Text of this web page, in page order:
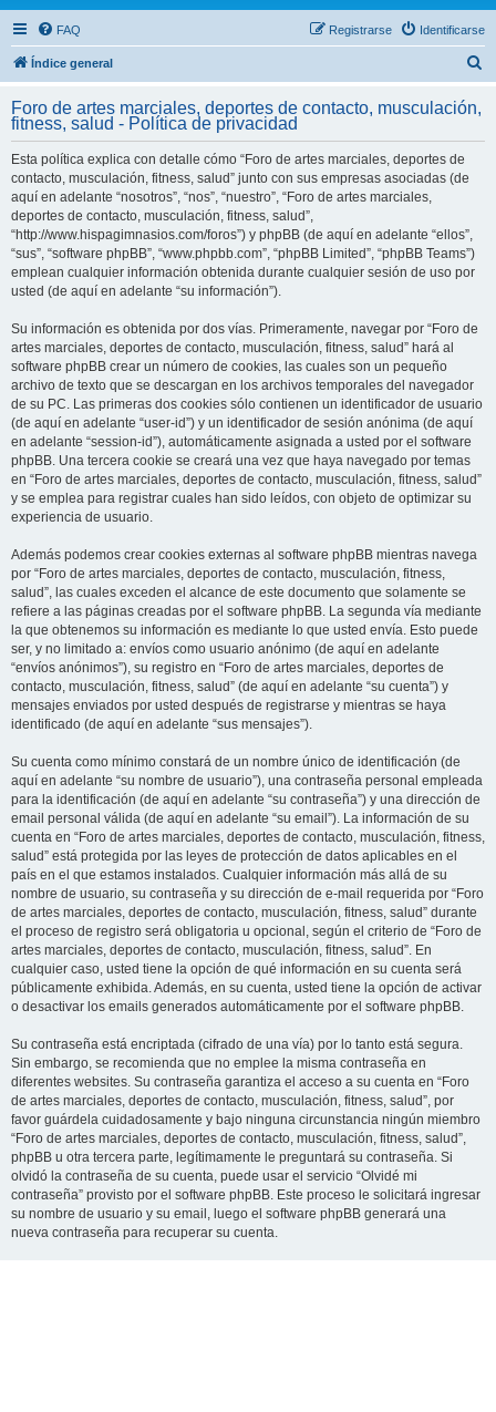
FAQ Identificarse
Registrarse
Índice general
c
Foro de artes marciales, deportes de contacto, musculación,
fitness, salud - Política de privacidad
Esta política explica con detalle cómo “Foro de artes marciales, deportes de
contacto, musculación, fitness, salud” junto con sus empresas asociadas (de
aquí en adelante “nosotros”, “nos”, “nuestro”, “Foro de artes marciales,
deportes de contacto, musculación, fitness, salud”,
“http://www.hispagimnasios.com/foros”) y phpBB (de aquí en adelante “ellos”,
“sus”, “software phpBB”, “www.phpbb.com”, “phpBB Limited”, “phpBB Teams”)
emplean cualquier información obtenida durante cualquier sesión de uso por
usted (de aquí en adelante “su información”).
Su información es obtenida por dos vías. Primeramente, navegar por “Foro de
artes marciales, deportes de contacto, musculación, fitness, salud” hará al
software phpBB crear un número de cookies, las cuales son un pequeño
archivo de texto que se descargan en los archivos temporales del navegador
de su PC. Las primeras dos cookies sólo contienen un identificador de usuario
(de aquí en adelante “user-id”) y un identificador de sesión anónima (de aquí
en adelante “session-id”), automáticamente asignada a usted por el software
phpBB. Una tercera cookie se creará una vez que haya navegado por temas
en “Foro de artes marciales, deportes de contacto, musculación, fitness, salud”
y se emplea para registrar cuales han sido leídos, con objeto de optimizar su
experiencia de usuario.
Además podemos crear cookies externas al software phpBB mientras navega
por “Foro de artes marciales, deportes de contacto, musculación, fitness,
salud”, las cuales exceden el alcance de este documento que solamente se
refiere a las páginas creadas por el software phpBB. La segunda vía mediante
la que obtenemos su información es mediante lo que usted envía. Esto puede
ser, y no limitado a: envíos como usuario anónimo (de aquí en adelante
“envíos anónimos”), su registro en “Foro de artes marciales, deportes de
contacto, musculación, fitness, salud” (de aquí en adelante “su cuenta”) y
mensajes enviados por usted después de registrarse y mientras se haya
identificado (de aquí en adelante “sus mensajes”).
Su cuenta como mínimo constará de un nombre único de identificación (de
aquí en adelante “su nombre de usuario”), una contraseña personal empleada
para la identificación (de aquí en adelante “su contraseña”) y una dirección de
email personal válida (de aquí en adelante “su email”). La información de su
cuenta en “Foro de artes marciales, deportes de contacto, musculación, fitness,
salud” está protegida por las leyes de protección de datos aplicables en el
país en el que estamos instalados. Cualquier información más allá de su
nombre de usuario, su contraseña y su dirección de e-mail requerida por “Foro
de artes marciales, deportes de contacto, musculación, fitness, salud” durante
el proceso de registro será obligatoria u opcional, según el criterio de “Foro de
artes marciales, deportes de contacto, musculación, fitness, salud”. En
cualquier caso, usted tiene la opción de qué información en su cuenta será
públicamente exhibida. Además, en su cuenta, usted tiene la opción de activar
o desactivar los emails generados automáticamente por el software phpBB.
Su contraseña está encriptada (cifrado de una vía) por lo tanto está segura.
Sin embargo, se recomienda que no emplee la misma contraseña en
diferentes websites. Su contraseña garantiza el acceso a su cuenta en “Foro
de artes marciales, deportes de contacto, musculación, fitness, salud”, por
favor guárdela cuidadosamente y bajo ninguna circunstancia ningún miembro
“Foro de artes marciales, deportes de contacto, musculación, fitness, salud”,
phpBB u otra tercera parte, legítimamente le preguntará su contraseña. Si
olvidó la contraseña de su cuenta, puede usar el servicio “Olvidé mi
contraseña” provisto por el software phpBB. Este proceso le solicitará ingresar
su nombre de usuario y su email, luego el software phpBB generará una
nueva contraseña para recuperar su cuenta.